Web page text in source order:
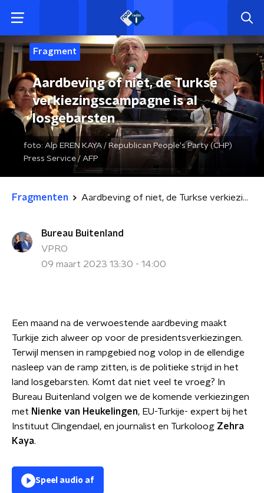
Fragment
Aardbeving of niet, de Turkse
verkiezingscampagne is al
losgebarsten
foto: Alp EREN KAYA / Republican People's Party (CHP)
Press Service / AFP
Fragmenten Aardbeving of niet, de Turkse verkiezingscampagne is al losgebarsten
Bureau Buitenland
VPRO
09 maart 2023 13:30 - 14:00
Een maand na de verwoestende aardbeving maakt
Turkije zich alweer op voor de presidentsverkiezingen.
Terwijl mensen in rampgebied nog volop in de ellendige
nasleep van de ramp zitten, is de politieke strijd in het
land losgebarsten. Komt dat niet veel te vroeg? In
Bureau Buitenland volgen we de komende verkiezingen
met Nienke van Heukelingen, EU-Turkije- expert bij het
Instituut Clingendael, en journalist en Turkoloog Zehra
Kaya.
Speel audio af